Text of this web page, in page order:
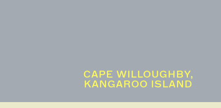
CAPE WILLOUGHBY,
KANGAROO ISLAND